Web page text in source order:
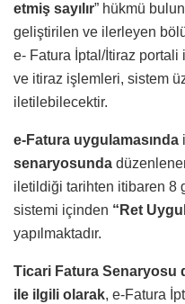
etmiş sayılır” hükmü
geliştirilen ve ilerleyen
e- Fatura İptal/İtiraz portali
ve itiraz işlemleri, sistem
iletilebilecektir.
e-Fatura uygulamasında
senaryosunda
iletildiği tarihten itibaren 8
sistemi içinden “Ret
yapılmaktadır.
Ticari Fatura Senaryosu
ile ilgili olarak, e-Fatura